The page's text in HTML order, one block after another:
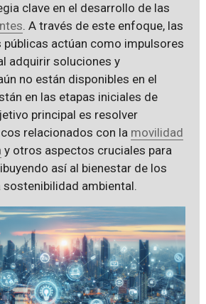
clave en el desarrollo de las
. A través de este enfoque, las
actúan como impulsores
adquirir soluciones y
no están disponibles en el
en las etapas iniciales de
principal es resolver
relacionados con la movilidad
y otros aspectos cruciales para
así al bienestar de los
sostenibilidad ambiental.